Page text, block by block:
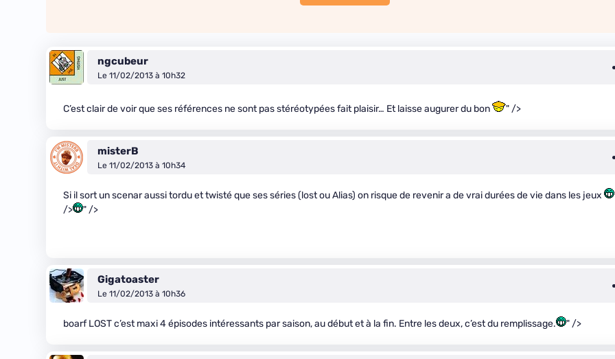
ngcubeur
Le 11/02/2013 à 10h32
C’est clair de voir que ses références ne sont pas stéréotypées fait plaisir… Et laisse augurer du bon " />
misterB
Le 11/02/2013 à 10h34
Si il sort un scenar aussi tordu et twisté que ses séries (lost ou Alias) on risque de revenir a de vrai durées de vie dans les jeux
/>
" />
Gigatoaster
Le 11/02/2013 à 10h36
boarf LOST c’est maxi 4 épisodes intéressants par saison, au début et à la fin. Entre les deux, c’est du remplissage. " />